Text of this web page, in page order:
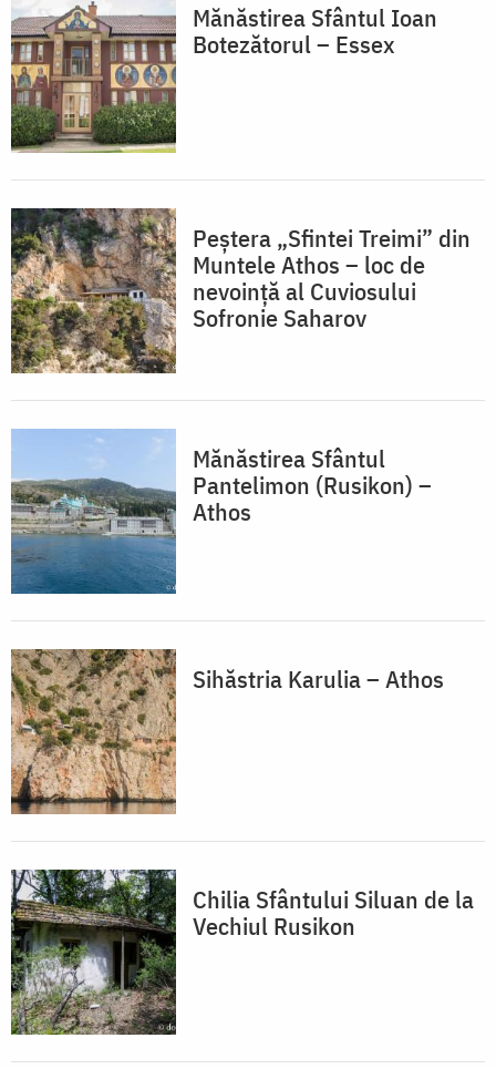
Mănăstirea Sfântul Ioan
Botezătorul – Essex
Peștera „Sfintei Treimi” din
Muntele Athos – loc de
nevoință al Cuviosului
Sofronie Saharov
Mănăstirea Sfântul
Pantelimon (Rusikon) –
Athos
Sihăstria Karulia – Athos
Chilia Sfântului Siluan de la
Vechiul Rusikon